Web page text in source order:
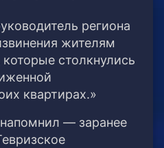
региона
жителям
столкнулись
квартирах.»
— заранее